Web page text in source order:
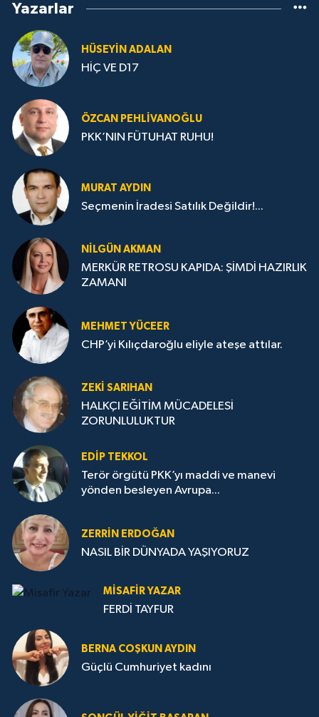
Yazarlar
HÜSEYIN ADALAN
HİÇ VE D17
ÖZCAN PEHLIVANOĞLU
PKK’NIN FÜTUHAT RUHU!
MURAT AYDIN
Seçmenin İradesi Satılık Değildir!...
NILGÜN AKMAN
MERKÜR RETROSU KAPIDA: ŞİMDİ HAZIRLIK
ZAMANI
MEHMET YÜCEER
CHP’yi Kılıçdaroğlu eliyle ateşe attılar.
ZEKI SARIHAN
HALKÇI EĞİTİM MÜCADELESİ
ZORUNLULUKTUR
EDIP TEKKOL
Terör örgütü PKK’yı maddi ve manevi
yönden besleyen Avrupa...
ZERRIN ERDOĞAN
NASIL BİR DÜNYADA YAŞIYORUZ
MISAFIR YAZAR
FERDİ TAYFUR
BERNA COŞKUN AYDIN
Güçlü Cumhuriyet kadını